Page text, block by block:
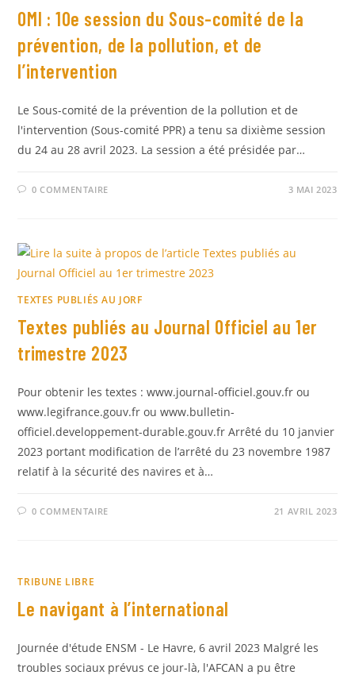
OMI : 10e session du Sous-comité de la
prévention, de la pollution, et de
l’intervention
Le Sous-comité de la prévention de la pollution et de
l'intervention (Sous-comité PPR) a tenu sa dixième session
du 24 au 28 avril 2023. La session a été présidée par…
0 COMMENTAIRE 3 MAI 2023
TEXTES PUBLIÉS AU JORF
Textes publiés au Journal Officiel au 1er
trimestre 2023
Pour obtenir les textes : www.journal-officiel.gouv.fr ou
www.legifrance.gouv.fr ou www.bulletin-
officiel.developpement-durable.gouv.fr Arrêté du 10 janvier
2023 portant modification de l’arrêté du 23 novembre 1987
relatif à la sécurité des navires et à…
0 COMMENTAIRE 21 AVRIL 2023
TRIBUNE LIBRE
Le navigant à l’international
Journée d'étude ENSM - Le Havre, 6 avril 2023 Malgré les
troubles sociaux prévus ce jour-là, l'AFCAN a pu être